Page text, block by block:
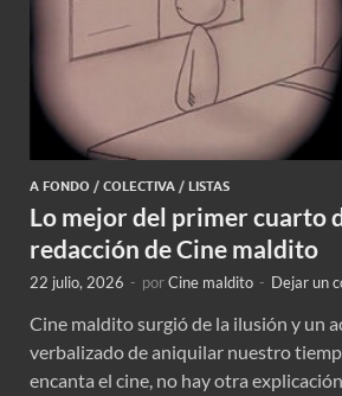
A FONDO / COLECTIVA / LISTAS
Lo mejor del primer cuarto
redacción de Cine maldito
22 julio, 2026 - porCine maldito - Dejar un
Cine maldito surgió de la ilusión y un
verbalizado de aniquilar nuestro
encanta el cine, no hay otra